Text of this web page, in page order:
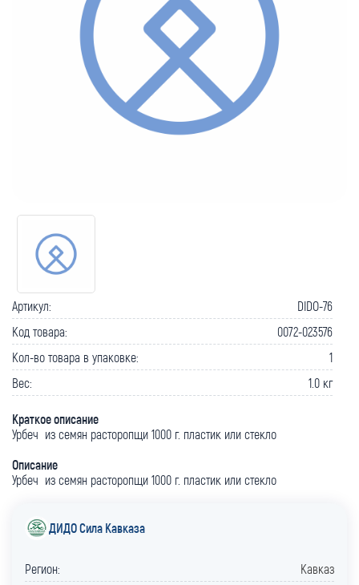
Артикул:
DIDO-76
Код товара:
0072-023576
Кол-во товара в упаковке:
1
Вес:
1.0 кг
Краткое описание
Урбеч из семян расторопщи 1000 г. пластик или стекло
Описание
Урбеч из семян расторопщи 1000 г. пластик или стекло
ДИДО Сила Кавказа
Регион:
Кавказ